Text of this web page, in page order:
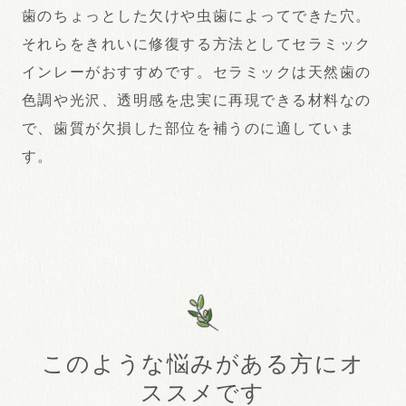
歯のちょっとした欠けや虫歯によってできた穴。
それらをきれいに修復する方法としてセラミック
インレーがおすすめです。セラミックは天然歯の
色調や光沢、透明感を忠実に再現できる材料なの
で、歯質が欠損した部位を補うのに適していま
す。
このような悩みがある方にオ
ススメです